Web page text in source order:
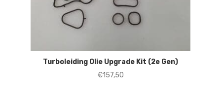
Turboleiding Olie Upgrade Kit (2e Gen)
€157,50